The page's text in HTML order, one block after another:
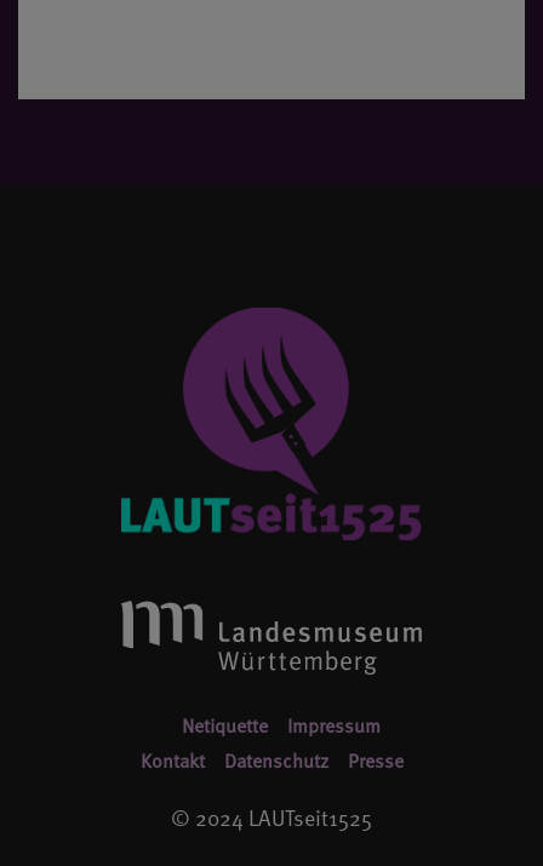
© 2024 LAUTseit1525
Netiquette
Impressum
Kontakt
Datenschutz Presse